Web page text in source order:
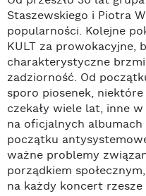
Staszewskiego i Piotra
popularności. Kolejne
KULT za prowokacyjne,
charakterystyczne
zadziorność. Od
sporo piosenek,
czekały wiele lat, inne
na oficjalnych albumach
początku
ważne problemy
porządkiem
na każdy koncert